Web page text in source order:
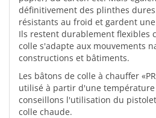
définitivement des plinthes
résistants au froid et gardent
Ils restent durablement flexibles
colle s'adapte aux mouvements
constructions et bâtiments.
Les bâtons de colle à chauffer
utilisé à partir d'une température
conseillons l'utilisation du
colle chaude.